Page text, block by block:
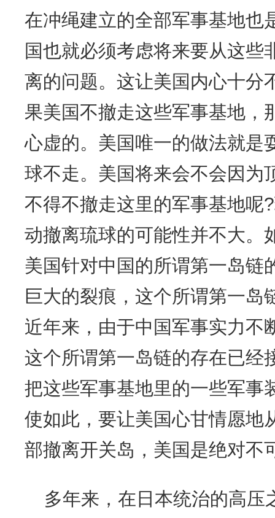
在冲绳建立的全部军事基地也
国也就必须考虑将来要从这些
离的问题。这让美国内心十分
果美国不撤走这些军事基地，
心虚的。美国唯一的做法就是
球不走。美国将来会不会因为
不得不撤走这里的军事基地呢
动撤离琉球的可能性并不大。
美国针对中国的所谓第一岛链
巨大的裂痕，这个所谓第一岛
近年来，由于中国军事实力不
这个所谓第一岛链的存在已经
把这些军事基地里的一些军事
使如此，要让美国心甘情愿地
部撤离开关岛，美国是绝对不
多年来，在日本统治的高压